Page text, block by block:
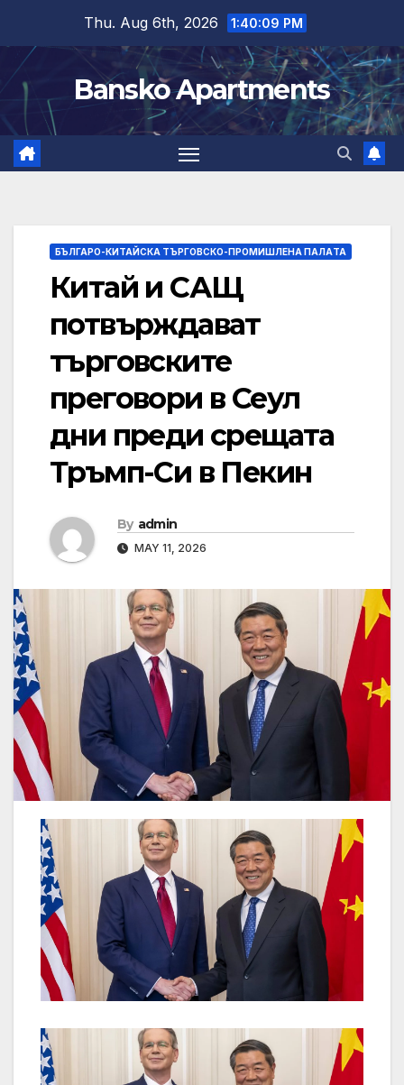
content
Thu. Aug 6th, 2026 1:40:10 PM
Bansko Apartments
БЪЛГАРО-КИТАЙСКА ТЪРГОВСКО-ПРОМИШЛЕНА ПАЛAТА
Китай и САЩ
потвърждават
търговските
преговори в Сеул
дни преди срещата
Тръмп-Си в Пекин
By admin
MAY 11, 2026